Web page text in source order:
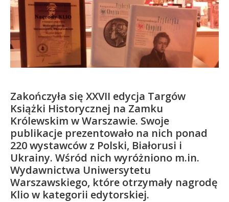
Kandydat
Absolwent
Zakończyła się XXVII edycja Targów
Książki Historycznej na Zamku
Królewskim w Warszawie. Swoje
publikacje prezentowało na nich ponad
220 wystawców z Polski, Białorusi i
Ukrainy. Wśród nich wyróżniono m.in.
Wydawnictwa Uniwersytetu
Warszawskiego, które otrzymały nagrodę
Klio w kategorii edytorskiej.